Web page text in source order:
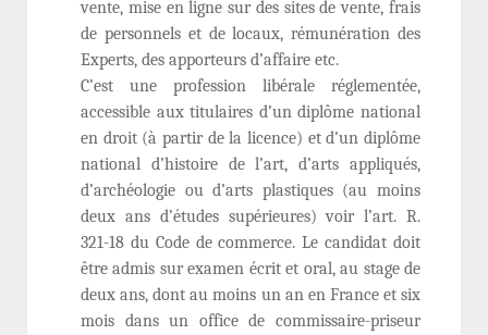
vente, mise en ligne sur des sites de vente, frais
de personnels et de locaux, rémunération des
Experts, des apporteurs d’affaire etc.
C’est une profession libérale réglementée,
accessible aux titulaires d’un diplôme national
en droit (à partir de la licence) et d’un diplôme
national d’histoire de l’art, d’arts appliqués,
d’archéologie ou d’arts plastiques (au moins
deux ans d’études supérieures) voir l’art. R.
321-18 du Code de commerce. Le candidat doit
être admis sur examen écrit et oral, au stage de
deux ans, dont au moins un an en France et six
mois dans un office de commissaire-priseur